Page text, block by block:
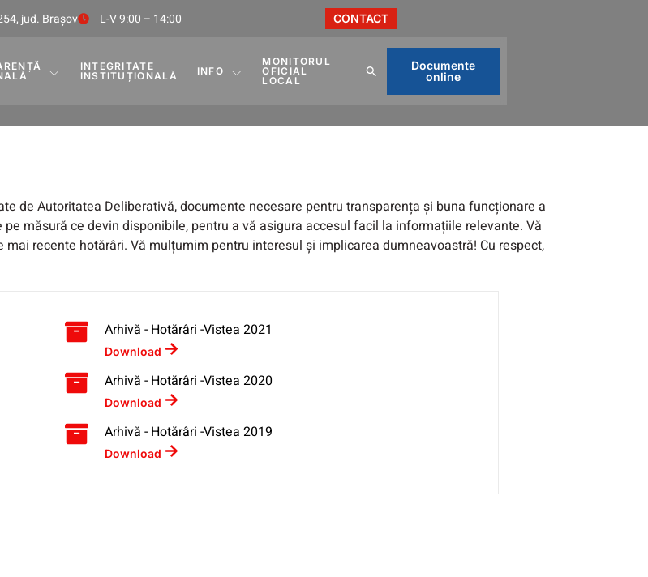
jud. Braşov L-V 9:00 – 14:00 CONTACT
INTEGRITATE
INSTITUȚIONALĂ
INFO
MONITORUL
OFICIAL
LOCAL
Documente
online
de Autoritatea Deliberativă, documente necesare pentru transparența și buna funcționare a
măsură ce devin disponibile, pentru a vă asigura accesul facil la informațiile relevante. Vă
recente hotărâri. Vă mulțumim pentru interesul și implicarea dumneavoastră! Cu respect,
Arhivă - Hotărâri -Vistea 2021
Download
Arhivă - Hotărâri -Vistea 2020
Download
Arhivă - Hotărâri -Vistea 2019
Download